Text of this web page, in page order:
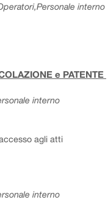
interno
e PATENTE
interno
agli atti
interno